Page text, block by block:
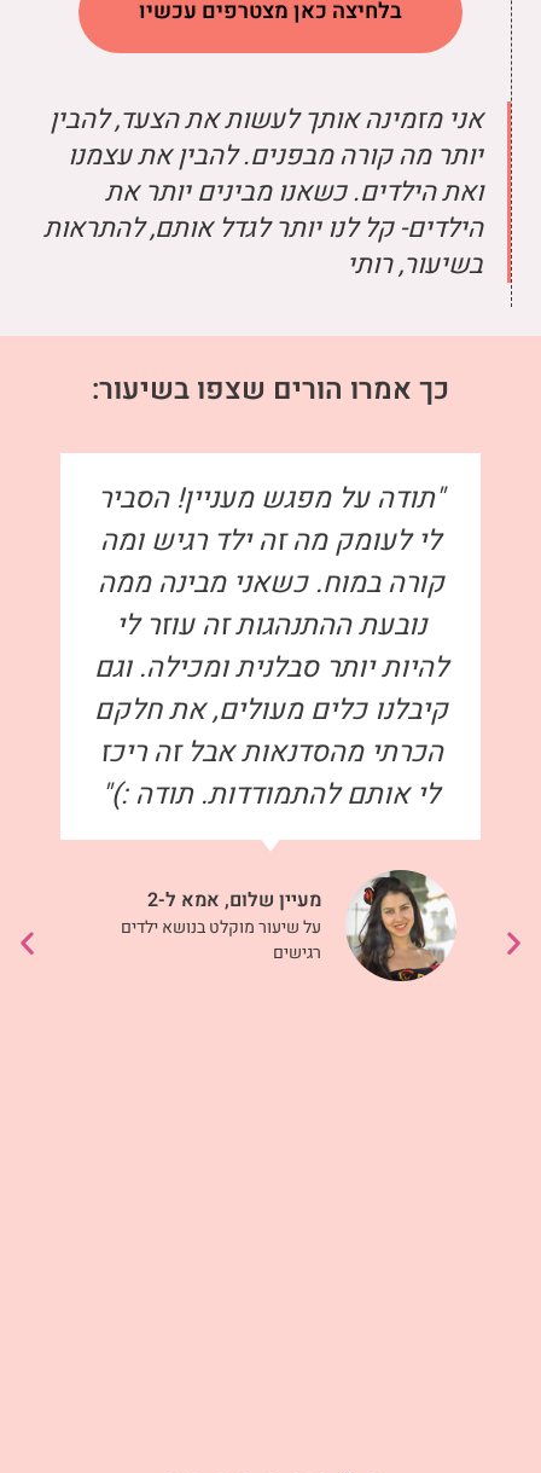
בלחיצה כאן מצטרפים עכשיו
אני מזמינה אותך לעשות את הצעד, להבין
יותר מה קורה מבפנים. להבין את עצמנו
ואת הילדים. כשאנו מבינים יותר את
הילדים- קל לנו יותר לגדל אותם, להתראות
בשיעור, רותי
כך אמרו הורים שצפו בשיעור:
"תודה על מפגש מעניין! הסביר
לי לעומק מה זה ילד רגיש ומה
קורה במוח. כשאני מבינה ממה
נובעת ההתנהגות זה עוזר לי
להיות יותר סבלנית ומכילה. וגם
קיבלנו כלים מעולים, את חלקם
הכרתי מהסדנאות אבל זה ריכז
לי אותם להתמודדות. תודה :)"
מעיין שלום, אמא ל-2
על שיעור מוקלט בנושא ילדים
רגישים